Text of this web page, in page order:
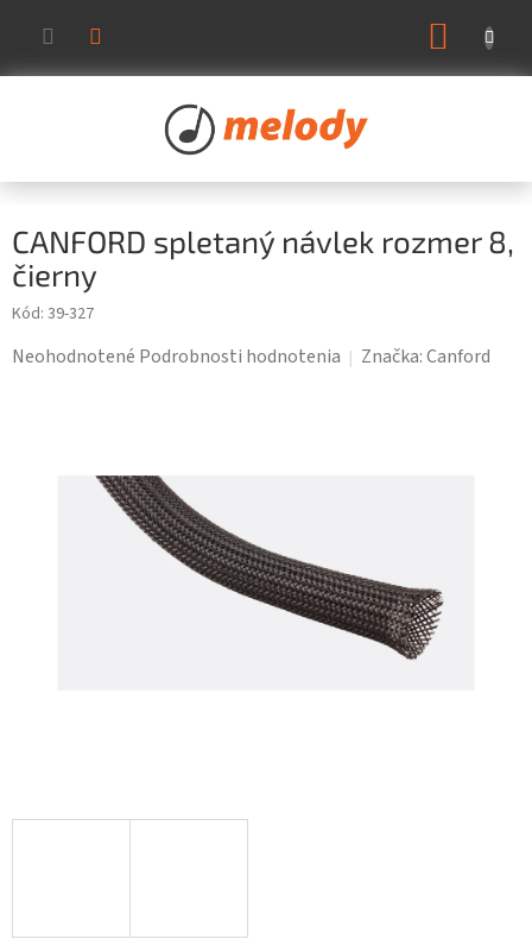
obsah
CANFORD spletaný návlek rozmer 8,
čierny
Kód: 39-327
Priemerné
Neohodnotené Podrobnosti hodnotenia Značka:Canford